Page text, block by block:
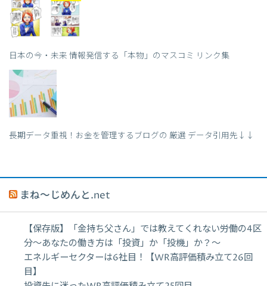
日本の今・未来 情報発信する「本物」のマスコミ リンク集
長期データ重視！お金を管理するブログの 厳選 データ引用先↓↓
まね～じめんと.net
【保存版】「金持ち父さん」では教えてくれない労働の4区
分〜あなたの働き方は「投資」か「投機」か？〜
エネルギーセクターは6社目！【WR高評価積み立て26回
目】